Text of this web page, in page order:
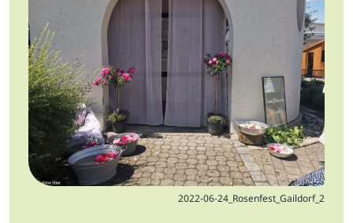
Startseite
Jobs
Newsletter
Presse
Intern
2022-06-24_Rosenfest_Gaildorf_2